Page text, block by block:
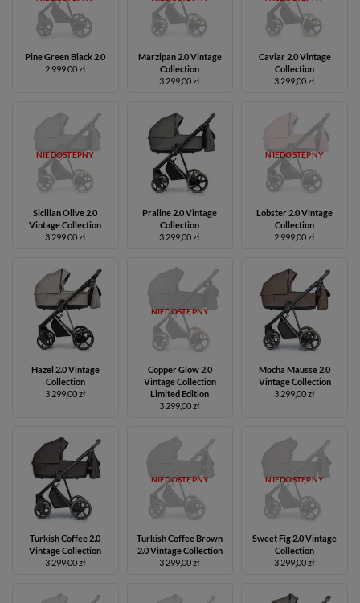
Pine Green Black 2.0
2 999,00 zł
Marzipan 2.0 Vintage
Collection
3 299,00 zł
Caviar 2.0 Vintage
Collection
3 299,00 zł
NIEDOSTĘPNY
Sicilian Olive 2.0
Vintage Collection
3 299,00 zł
Praline 2.0 Vintage
Collection
3 299,00 zł
NIEDOSTĘPNY
Lobster 2.0 Vintage
Collection
2 999,00 zł
Hazel 2.0 Vintage
Collection
3 299,00 zł
NIEDOSTĘPNY
Copper Glow 2.0
Vintage Collection
Limited Edition
3 299,00 zł
Mocha Mausse 2.0
Vintage Collection
3 299,00 zł
Turkish Coffee 2.0
Vintage Collection
3 299,00 zł
NIEDOSTĘPNY
Turkish Coffee Brown
2.0 Vintage Collection
3 299,00 zł
NIEDOSTĘPNY
Sweet Fig 2.0 Vintage
Collection
3 299,00 zł